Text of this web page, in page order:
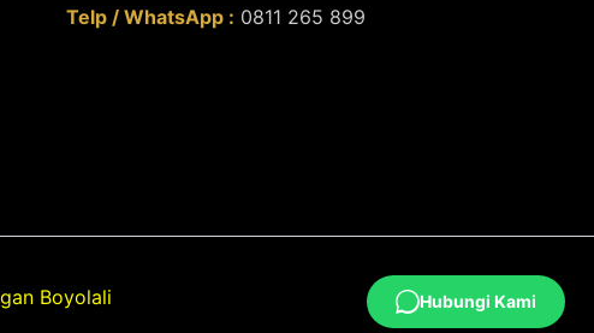
Telp / WhatsApp : 0811 265 899
Boyolali Hubungi Kami